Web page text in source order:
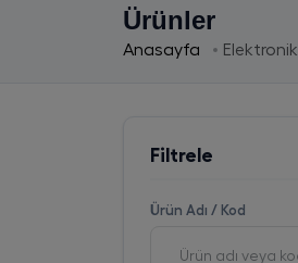
Ürünler
Anasayfa Elektronik
Filtrele
Ürün Adı / Kod